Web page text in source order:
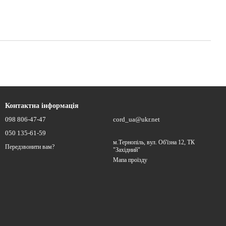
Контактна інформація
098 806-47-47
050 135-61-59
Передзвонити вам?
cord_ua@ukr.net
м.Тернопіль, вул. Об'їзна 12, ТК
"Західний"
Мапа проїзду